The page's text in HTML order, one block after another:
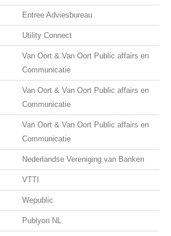
Entree Adviesbureau
Utility Connect
Van Oort & Van Oort Public affairs en
Communicatie
Van Oort & Van Oort Public affairs en
Communicatie
Van Oort & Van Oort Public affairs en
Communicatie
Nederlandse Vereniging van Banken
VTTI
Wepublic
Publyon NL